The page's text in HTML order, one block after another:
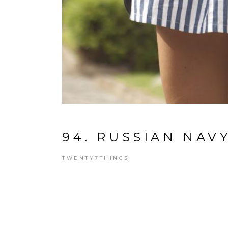
94. RUSSIAN
TWENTY7THINGS